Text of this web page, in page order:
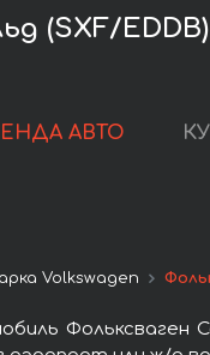
(SXF/
АВТО
Volkswagen